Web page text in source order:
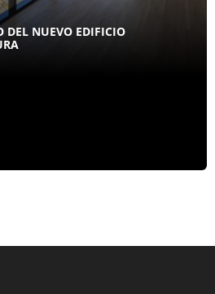
DEL NUEVO EDIFICIO